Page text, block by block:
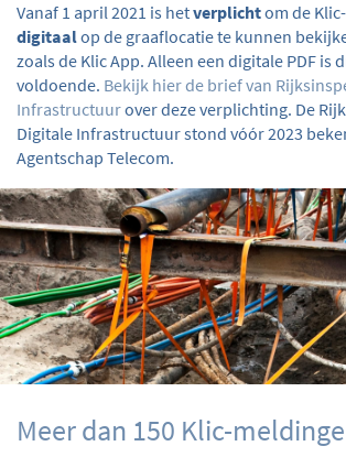
Vanaf 1 april 2021 is hetverplichtom de
digitaalop de graaflocatie te kunnen
zoals de Klic App. Alleen een digitale PDF is
voldoende. Bekijk hier de brief van
Infrastructuurover deze verplichting. De
Digitale Infrastructuur stond vóór 2023
Agentschap Telecom.
Meer dan 150 Klic-